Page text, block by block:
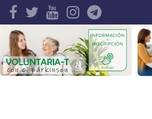
Search for: